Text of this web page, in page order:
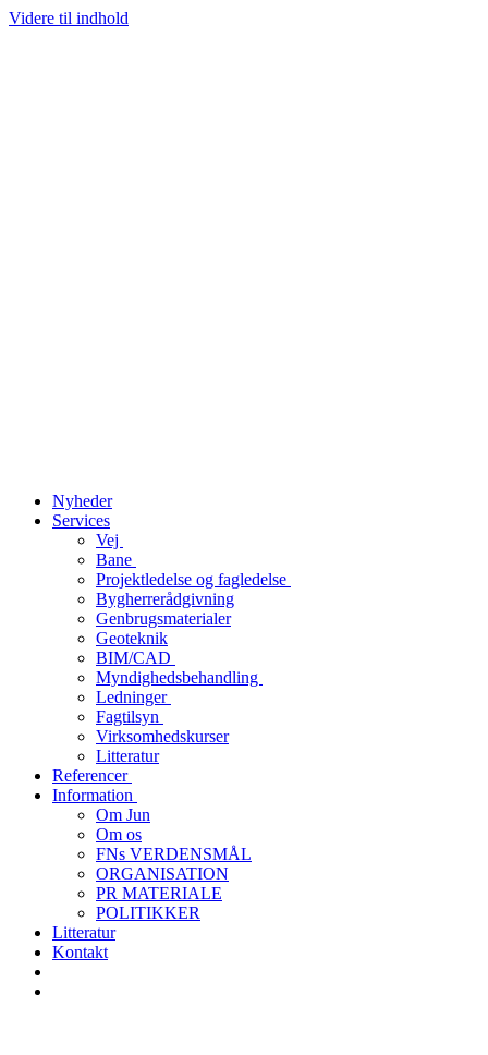
Videre til indhold
Nyheder
Services
Vej
Bane
Projektledelse og fagledelse
Bygherrerådgivning
Genbrugsmaterialer
Geoteknik
BIM/CAD
Myndighedsbehandling
Ledninger
Fagtilsyn
Virksomhedskurser
Litteratur
Referencer
Information
Om Jun
Om os
FNs VERDENSMÅL
ORGANISATION
PR MATERIALE
POLITIKKER
Litteratur
Kontakt